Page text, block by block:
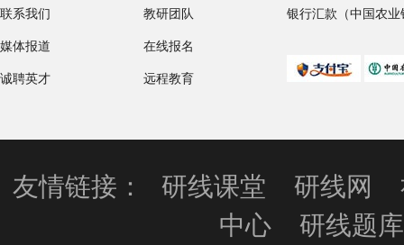
联系我们
媒体报道
诚聘英才
教研团队
在线报名
远程教育
银行汇款（中国农业
友情链接： 研线课堂 研线网
中心
研线题库